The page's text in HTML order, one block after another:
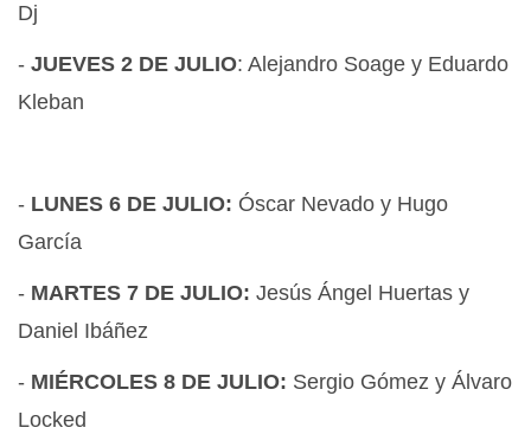
Dj
- JUEVES 2 DE JULIO: Alejandro Soage y Eduardo
Kleban
- LUNES 6 DE JULIO: Óscar Nevado y Hugo
García
- MARTES 7 DE JULIO: Jesús Ángel Huertas y
Daniel Ibáñez
- MIÉRCOLES 8 DE JULIO: Sergio Gómez y Álvaro
Locked